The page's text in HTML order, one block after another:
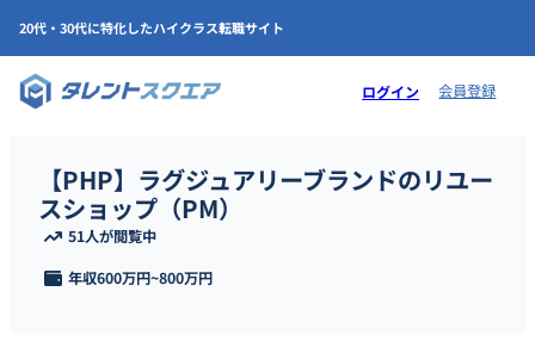
20代・30代に特化したハイクラス転職サイト
ログイン 会員登録
【PHP】ラグジュアリーブランドのリユー
スショップ（PM）
51人が閲覧中
年収600万円~800万円